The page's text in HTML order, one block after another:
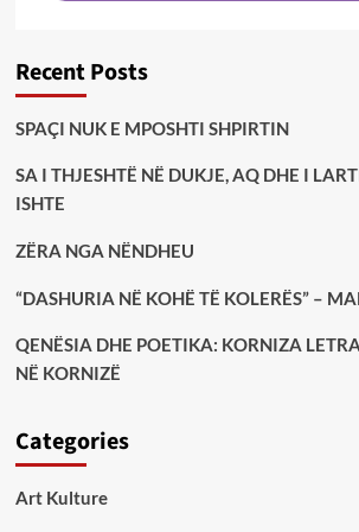
Recent Posts
SPAÇI NUK E MPOSHTI SHPIRTIN
SA I THJESHTË NË DUKJE, AQ DHE I
ISHTE
ZËRA NGA NËNDHEU
“DASHURIA NË KOHË TË KOLERËS” –
QENËSIA DHE POETIKA: KORNIZA
NË KORNIZË
Categories
Art Kulture